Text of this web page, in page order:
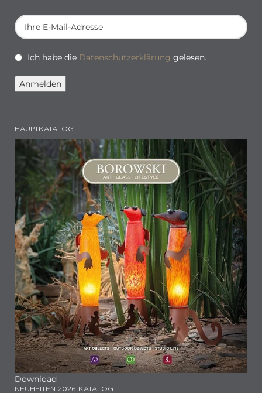
Ich habe die Datenschutzerklärung gelesen.
HAUPTKATALOG
Download
NEUHEITEN 2026 KATALOG